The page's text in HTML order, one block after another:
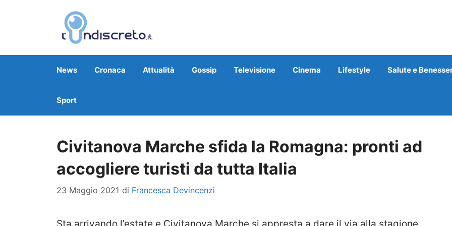
News Cronaca Attualità Gossip Televisione Cinema Lifestyle Salute e
Sport
Civitanova Marche sfida la Romagna: pronti ad
accogliere turisti da tutta Italia
23 Maggio 2021 di Francesca Devincenzi
Sta arrivando l’estate e Civitanova Marche si appresta a dare il via alla stagione